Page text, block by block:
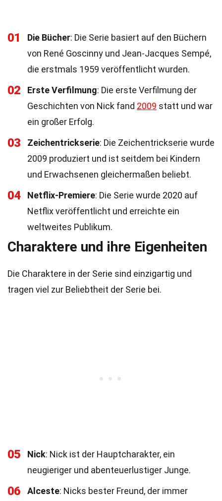
01 Die Bücher: Die Serie basiert auf den Büchern
von René Goscinny und Jean-Jacques Sempé,
die erstmals 1959 veröffentlicht wurden.
02 Erste Verfilmung: Die erste Verfilmung der
Geschichten von Nick fand 2009 statt und war
ein großer Erfolg.
03 Zeichentrickserie: Die Zeichentrickserie wurde
2009 produziert und ist seitdem bei Kindern
und Erwachsenen gleichermaßen beliebt.
04 Netflix-Premiere: Die Serie wurde 2020 auf
Netflix veröffentlicht und erreichte ein
weltweites Publikum.
Charaktere und ihre Eigenheiten
Die Charaktere in der Serie sind einzigartig und
tragen viel zur Beliebtheit der Serie bei.
05 Nick: Nick ist der Hauptcharakter, ein
neugieriger und abenteuerlustiger Junge.
06 Alceste: Nicks bester Freund, der immer